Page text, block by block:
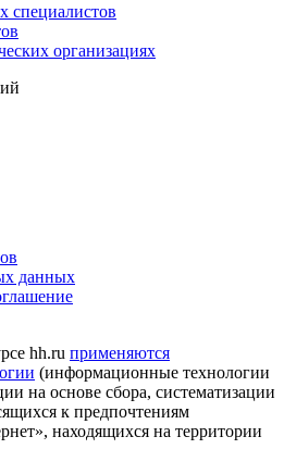
специалистов
организациях
данных
hh.ru применяются
(информационные технологии
на основе сбора, систематизации
к предпочтениям
находящихся на территории